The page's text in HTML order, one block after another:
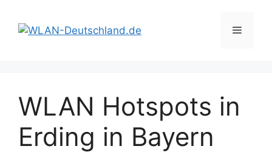
Inhalt
springen
Menü
WLAN Hotspots in
Erding in Bayern